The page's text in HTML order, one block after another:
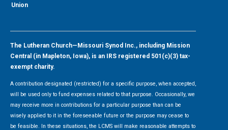
Union
The Lutheran Church—Missouri Synod Inc., including Mission
Central (in Mapleton, Iowa), is an IRS registered 501(c)(3) tax-
exempt charity.
A contribution designated (restricted) for a specific purpose, when accepted,
will be used only to fund expenses related to that purpose. Occasionally, we
may receive more in contributions for a particular purpose than can be
wisely applied to it in the foreseeable future or the purpose may cease to
be feasible. In these situations, the LCMS will make reasonable attempts to